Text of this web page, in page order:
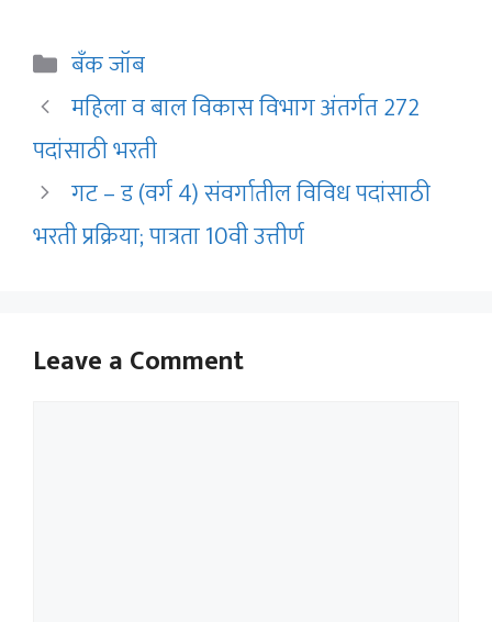
Categories
बँक जॉब
महिला व बाल विकास विभाग अंतर्गत 272
पदांसाठी भरती
गट – ड (वर्ग 4) संवर्गातील विविध पदांसाठी
भरती प्रक्रिया; पात्रता 10वी उत्तीर्ण
Leave a Comment